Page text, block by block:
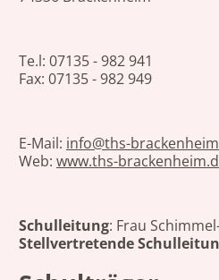
Te.l: 07135 - 982 941
Fax: 07135 - 982 949
E-Mail: info@ths-
Web: www.ths-
Schulleitung: Frau
Stellvertretende